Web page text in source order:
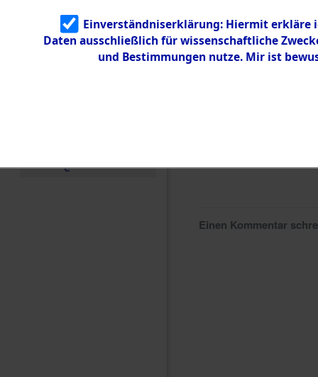
Identifizierun
g
5.3.3
Todesmärsch
e
Einen Kommentar
Einverständniserklärung: Hiermit erkläre
Daten ausschließlich für wissenschaftliche
und Bestimmungen nutze. Mir ist